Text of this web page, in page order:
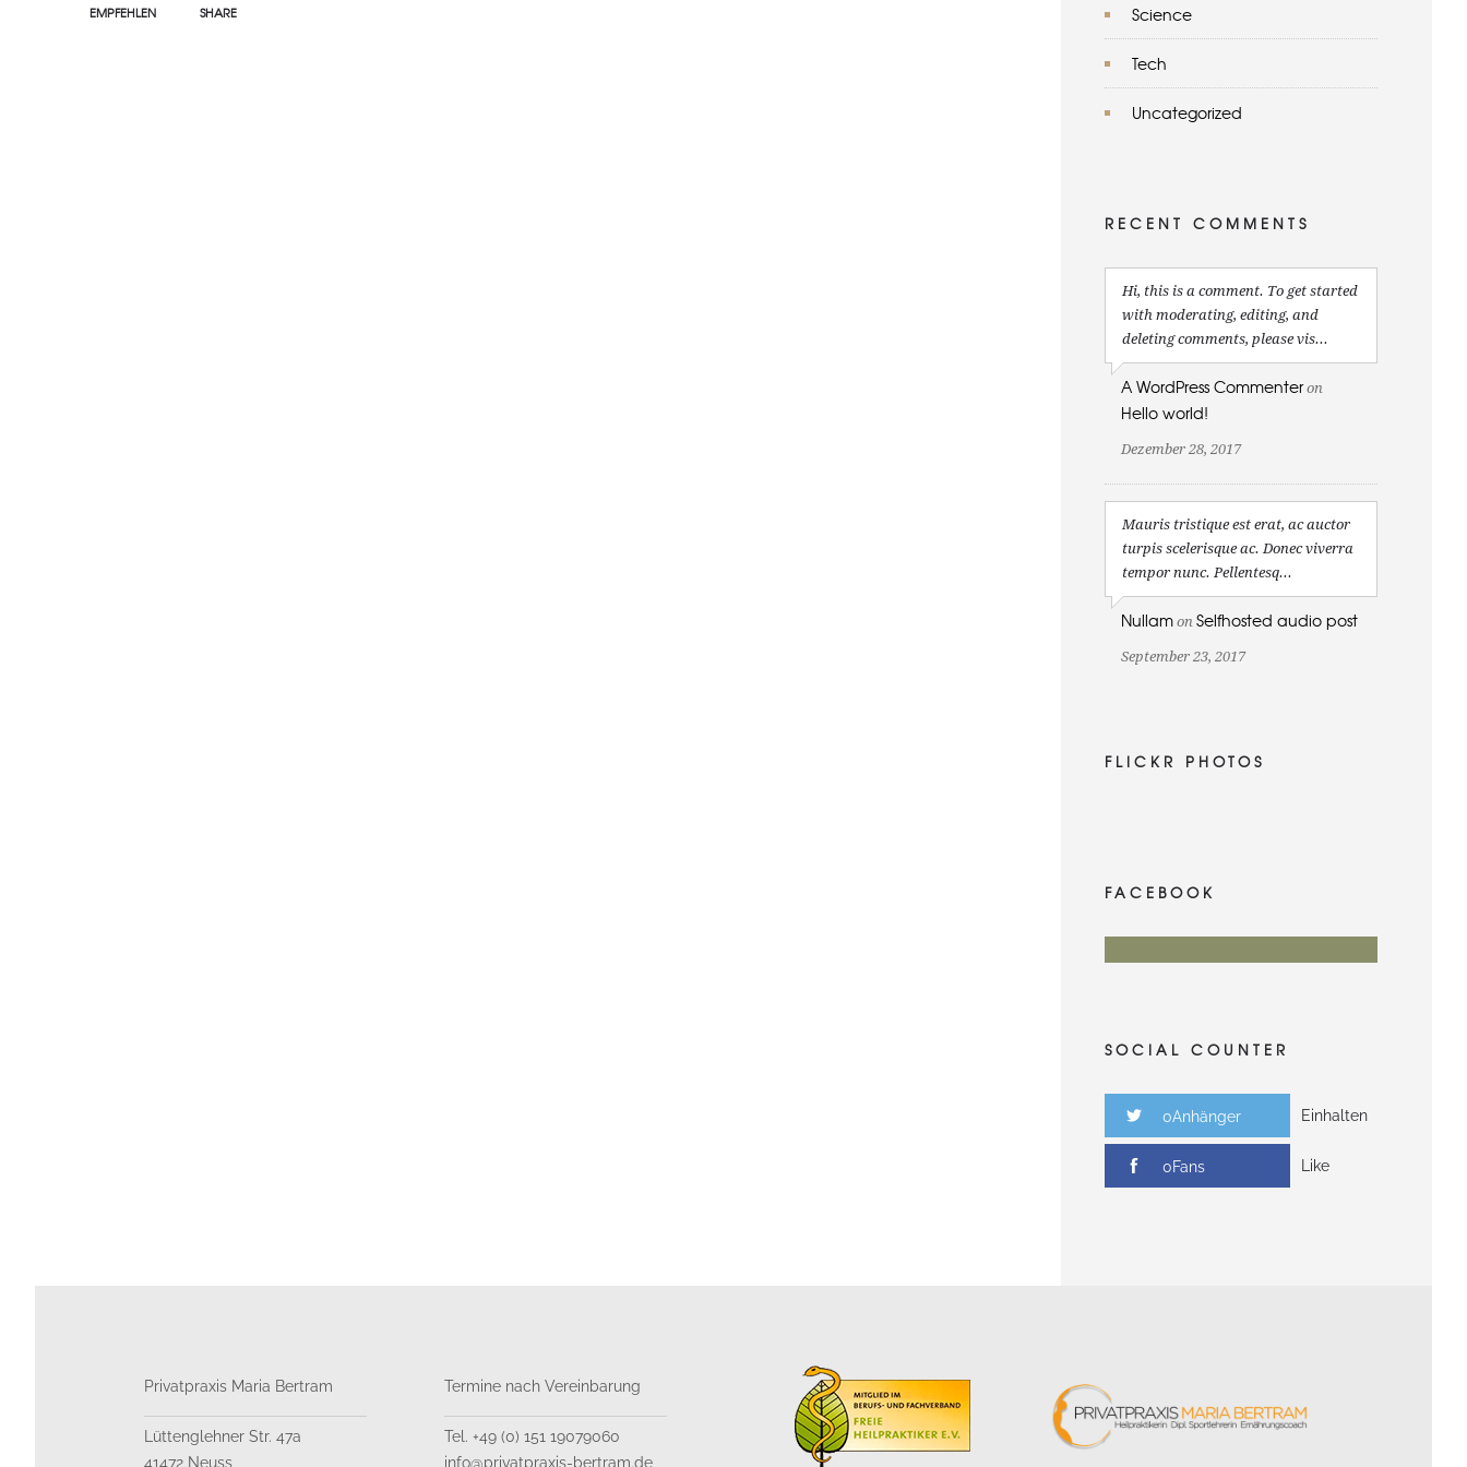
EMPFEHLEN SHARE Science
Tech
Uncategorized
RECENT COMMENTS
Hi, this is a comment. To get started
with moderating, editing, and
deleting comments, please vis...
A WordPress Commenter on
Hello world!
Dezember 28, 2017
Mauris tristique est erat, ac auctor
turpis scelerisque ac. Donec viverra
tempor nunc. Pellentesq...
Nullam on Selfhosted audio post
September 23, 2017
FLICKR PHOTOS
FACEBOOK
SOCIAL COUNTER
0Anhänger Einhalten
0Fans Like
Privatpraxis Maria Bertram
Lüttenglehner Str. 47a
41472 Neuss
Termine nach Vereinbarung
Tel. +49 (0) 151 19079060
info@privatpraxis-bertram.de